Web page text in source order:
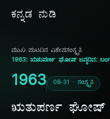
ಕನ್ನಡ ನುಡಿ
ಮುಖ ಪುಟದಿನ ವಿಶೇಷಸಂಸ್ಕೃತಿ
1963: ಋತುಪರ್ಣ ಘೋಷ್ ಜನ್ಮದಿನ:
1963 08-31 · ಸಂಸ್ಕೃತಿ
ಋತುಪರ್ಣ ಘೋಷ್